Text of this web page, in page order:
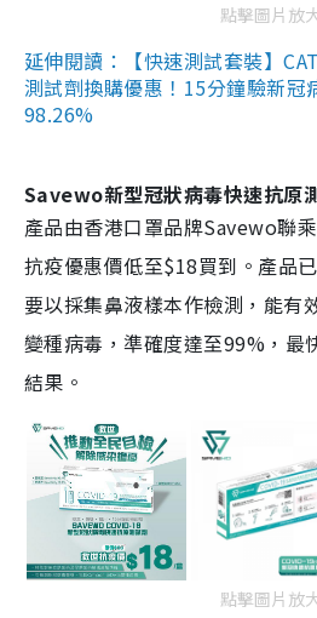
點擊圖片放
延伸閱讀：【快速測試套裝】
測試劑換購優惠！15分鐘驗新冠
98.26%
Savewo新型冠狀病毒快速抗原
產品由香港口罩品牌Savewo聯
抗疫優惠價低至$18買到。產品
要以採集鼻液樣本作檢測，能
變種病毒，準確度達至99%，最
結果。
點擊圖片放